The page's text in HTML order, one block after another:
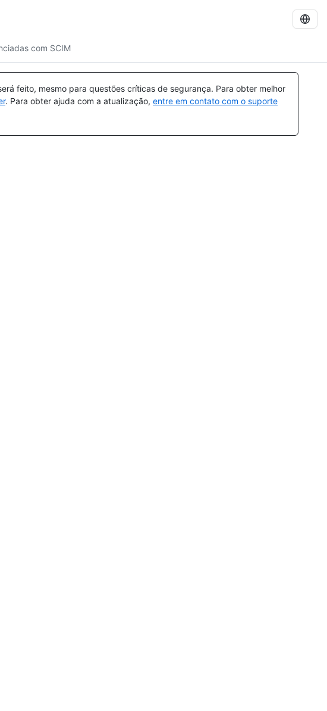
com SCIM
feito, mesmo para questões críticas de segurança. Para obter melhor
. Para obter ajuda com a atualização, entre em contato com o suporte